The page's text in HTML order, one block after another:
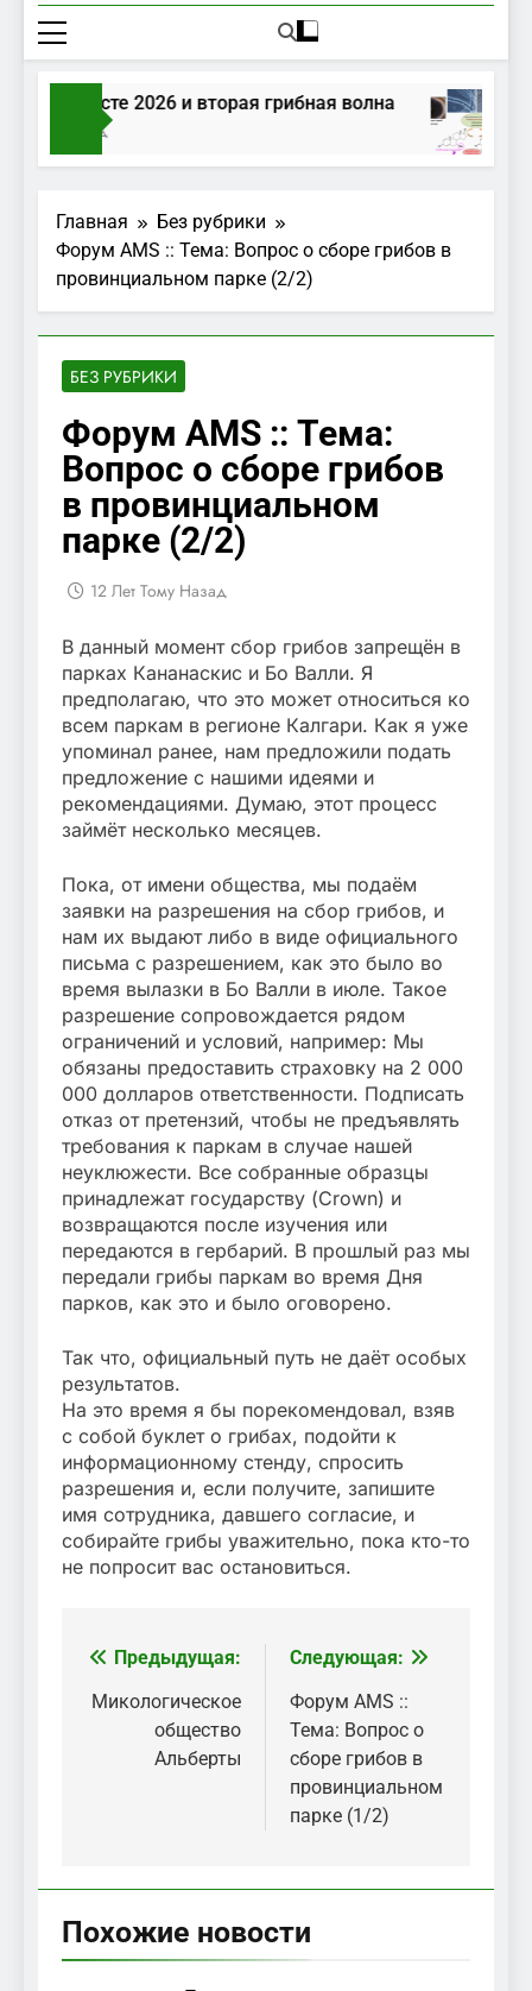
в августе 2026 и вторая грибная волна
Главная
Без рубрики
Форум AMS :: Тема: Вопрос о сборе грибов в
провинциальном парке (2/2)
БЕЗ РУБРИКИ
Форум AMS :: Тема:
Вопрос о сборе грибов
в провинциальном
парке (2/2)
12 Лет Тому Назад
В данный момент сбор грибов запрещён в
парках Кананаскис и Бо Валли. Я
предполагаю, что это может относиться ко
всем паркам в регионе Калгари. Как я уже
упоминал ранее, нам предложили подать
предложение с нашими идеями и
рекомендациями. Думаю, этот процесс
займёт несколько месяцев.
Пока, от имени общества, мы подаём
заявки на разрешения на сбор грибов, и
нам их выдают либо в виде официального
письма с разрешением, как это было во
время вылазки в Бо Валли в июле. Такое
разрешение сопровождается рядом
ограничений и условий, например: Мы
обязаны предоставить страховку на 2 000
000 долларов ответственности. Подписать
отказ от претензий, чтобы не предъявлять
требования к паркам в случае нашей
неуклюжести. Все собранные образцы
принадлежат государству (Crown) и
возвращаются после изучения или
передаются в гербарий. В прошлый раз мы
передали грибы паркам во время Дня
парков, как это и было оговорено.
Так что, официальный путь не даёт особых
результатов.
На это время я бы порекомендовал, взяв
с собой буклет о грибах, подойти к
информационному стенду, спросить
разрешения и, если получите, запишите
имя сотрудника, давшего согласие, и
собирайте грибы уважительно, пока кто-то
не попросит вас остановиться.
Навигация
по
записям
Предыдущая:
Микологическое
общество
Альберты
Следующая:
Форум AMS ::
Тема: Вопрос о
сборе грибов в
провинциальном
парке (1/2)
Похожие новости